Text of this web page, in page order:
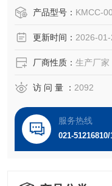
的子代血管分支的过程
预防痴呆和脑梗死发生
产品型号： KMCC-
更新时间： 2026-01-
厂商性质： 生产厂家
访 问 量 ： 2092
服务热线
021-